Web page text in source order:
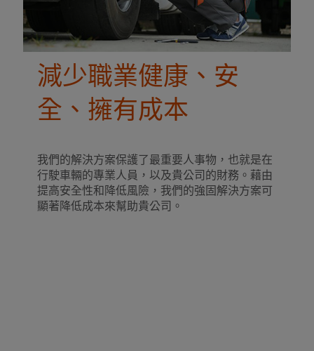
減少職業健康、安
全、擁有成本
我們的解決方案保護了最重要人事物，也就是在
行駛車輛的專業人員，以及貴公司的財務。藉由
提高安全性和降低風險，我們的強固解決方案可
顯著降低成本來幫助貴公司。